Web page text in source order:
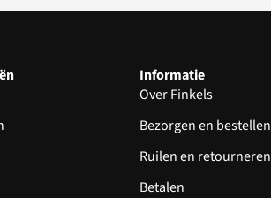
Informatie
Over Finkels
Bezorgen en bestellen
Ruilen en retourneren
Betalen